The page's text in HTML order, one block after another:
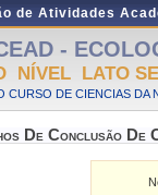
de Atividades
-
NÍVEL LATO
CURSO DE CIENCIAS DA
De Conclusão De